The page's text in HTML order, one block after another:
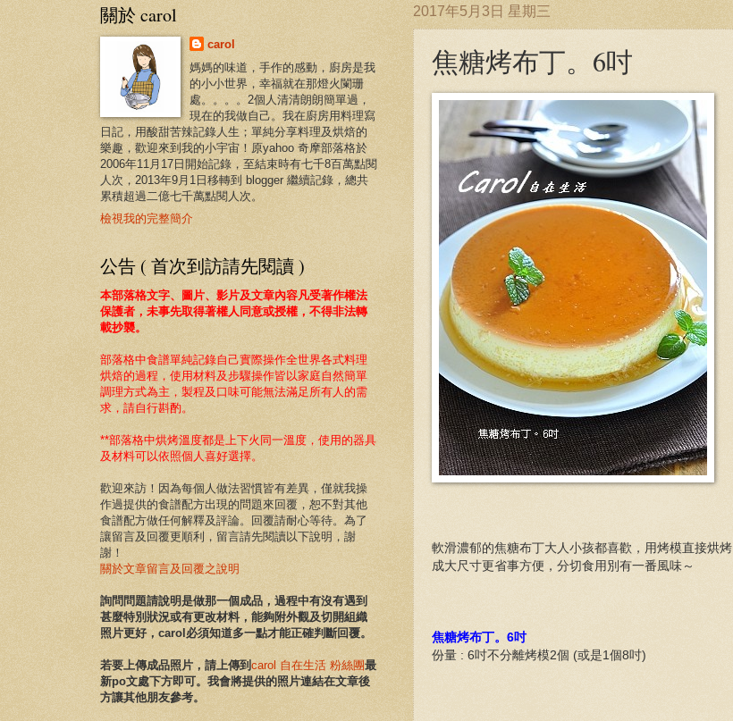
2017年5月3日 星期三
焦糖烤布丁。6吋
軟滑濃郁的焦糖布丁大人小孩都喜歡，用烤模直接烘烤
成大尺寸更省事方便，分切食用別有一番風味～
焦糖烤布丁。6吋
份量 : 6吋不分離烤模2個 (或是1個8吋)
關於 carol
carol
媽媽的味道，手作的感動，廚房是我
的小小世界，幸福就在那燈火闌珊
處。。。。2個人清清朗朗簡單過，
現在的我做自己。我在廚房用料理寫
日記，用酸甜苦辣記錄人生；單純分享料理及烘焙的
樂趣，歡迎來到我的小宇宙！原yahoo 奇摩部落格於
2006年11月17日開始記錄，至結束時有七千8百萬點閱
人次，2013年9月1日移轉到 blogger 繼續記錄，總共
累積超過二億七千萬點閱人次。
檢視我的完整簡介
公告 ( 首次到訪請先閱讀 )
本部落格文字、圖片、影片及文章內容凡受著作權法
保護者，未事先取得著權人同意或授權，不得非法轉
載抄襲。
部落格中食譜單純記錄自己實際操作全世界各式料理
烘焙的過程， 使用材料及步驟操作皆以家庭自然簡單
調理方式為主，製程及口味可能無法滿足所有人的需
求，請自行斟酌。
**部落格中烘烤溫度都是上下火同一溫度 ，使用的器具
及材料可以依照個人喜好選擇。
歡迎來訪！ 因為每個人做法習慣皆有差異， 僅就我操
作過提供的食譜配方出現的問題來回覆， 恕不對其他
食譜配方做任何解釋及評論。
回覆請耐心等待。為了
讓留言及回覆更順利，留言請先閱讀以下說明，謝
謝！
關於文章留言及回覆之說明
詢問問題請說明是做那一個成品 ， 過程中有沒有遇到
甚麼特別狀況或有更改材料，能夠附外觀及切開組織
照片更好， carol必須知道多一點才能正確判斷回覆。
若要上傳成品照片，請上傳到 carol 自在生活 粉絲團最
新po文處下方即可。我會將提供的照片連結在文章後
方讓其他朋友參考。